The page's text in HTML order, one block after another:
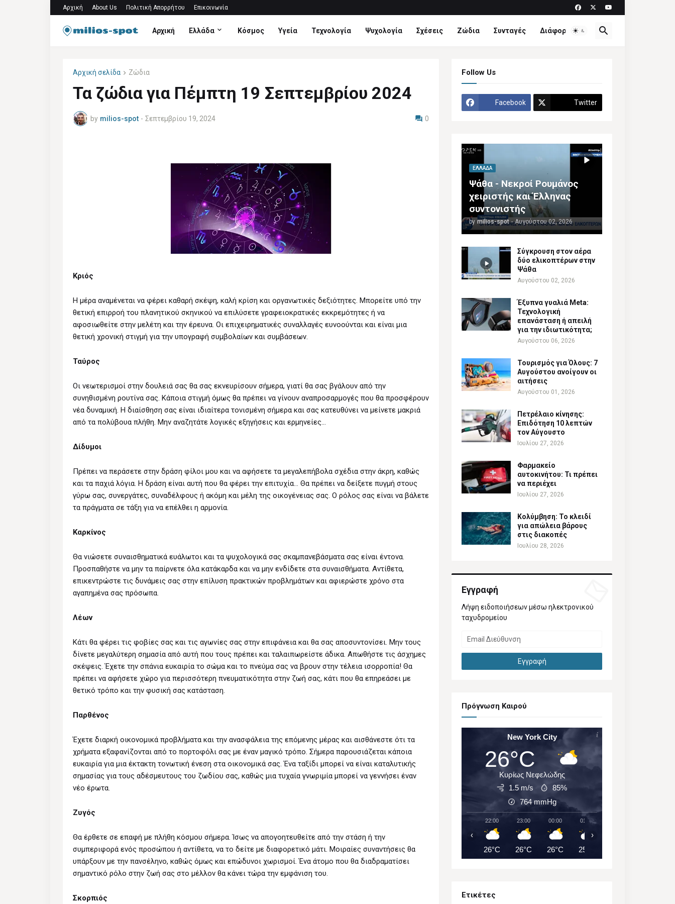
Αρχική About Us Πολιτική Απορρήτου Επικοινωνία
Αρχική Ελλάδα Κόσμος Υγεία Τεχνολογία Ψυχολογία Σχέσεις Ζώδια Συνταγές Διάφορα
Αρχική σελίδα Ζώδια
Τα ζώδια για Πέμπτη 19 Σεπτεμβρίου 2024
by milios-spot - Σεπτεμβρίου 19, 2024 0
Κριός
Η μέρα αναμένεται να φέρει καθαρή σκέψη, καλή κρίση και οργανωτικές δεξιότητες. Μπορείτε υπό την
θετική επιρροή του πλανητικού σκηνικού να επιλύσετε γραφειοκρατικές εκκρεμότητες ή να
αφοσιωθείτε στην μελέτη και την έρευνα. Οι επιχειρηματικές συναλλαγές ευνοούνται και είναι μια
θετική χρονική στιγμή για την υπογραφή συμβολαίων και συμβάσεων.
Ταύρος
Οι νεωτερισμοί στην δουλειά σας θα σας εκνευρίσουν σήμερα, γιατί θα σας βγάλουν από την
συνηθισμένη ρουτίνα σας. Κάποια στιγμή όμως θα πρέπει να γίνουν αναπροσαρμογές που θα προσφέρουν
νέα δυναμική. Η διαίσθηση σας είναι ιδιαίτερα τονισμένη σήμερα και σας κατευθύνει να μείνετε μακριά
από τα πολύβουα πλήθη. Μην αναζητάτε λογικές εξηγήσεις και ερμηνείες…
Δίδυμοι
Πρέπει να περάσετε στην δράση φίλοι μου και να αφήσετε τα μεγαλεπήβολα σχέδια στην άκρη, καθώς
και τα παχιά λόγια. Η δράση είναι αυτή που θα φέρει την επιτυχία… Θα πρέπει να δείξετε πυγμή στους
γύρω σας, συνεργάτες, συναδέλφους ή ακόμη και μέλη της οικογένειας σας. Ο ρόλος σας είναι να βάλετε
τα πράγματα σε τάξη για να επέλθει η αρμονία.
Καρκίνος
Θα νιώσετε συναισθηματικά ευάλωτοι και τα ψυχολογικά σας σκαμπανεβάσματα σας είναι έντονα.
Προσπαθήστε να μην τα παίρνετε όλα κατάκαρδα και να μην ενδίδετε στα συναισθήματα. Αντίθετα,
επικεντρώστε τις δυνάμεις σας στην επίλυση πρακτικών προβλημάτων και αφιερώστε χρόνο στα
αγαπημένα σας πρόσωπα.
Λέων
Κάτι θα φέρει τις φοβίες σας και τις αγωνίες σας στην επιφάνεια και θα σας αποσυντονίσει. Μην τους
δίνετε μεγαλύτερη σημασία από αυτή που τους πρέπει και ταλαιπωρείστε άδικα. Απωθήστε τις άσχημες
σκέψεις. Έχετε την σπάνια ευκαιρία το σώμα και το πνεύμα σας να βρουν στην τέλεια ισορροπία! Θα
πρέπει να αφήσετε χώρο για περισσότερη πνευματικότητα στην ζωή σας, κάτι που θα επηρεάσει με
θετικό τρόπο και την φυσική σας κατάσταση.
Παρθένος
Έχετε διαρκή οικονομικά προβλήματα και την ανασφάλεια της επόμενης μέρας και αισθάνεστε ότι τα
χρήματα εξαφανίζονται από το πορτοφόλι σας με έναν μαγικό τρόπο. Σήμερα παρουσιάζεται κάποια
ευκαιρία για μια έκτακτη τονωτική ένεση στα οικονομικά σας. Ένα ταξίδι μπορεί να είναι καταλυτικής
σημασίας για τους αδέσμευτους του ζωδίου σας, καθώς μια τυχαία γνωριμία μπορεί να γεννήσει έναν
νέο έρωτα.
Ζυγός
Θα έρθετε σε επαφή με πλήθη κόσμου σήμερα. Ίσως να απογοητευθείτε από την στάση ή την
συμπεριφορά ενός προσώπου ή αντίθετα, να το δείτε με διαφορετικό μάτι. Μοιραίες συναντήσεις θα
υπάρξουν με την πανσέληνο, καθώς όμως και επώδυνοι χωρισμοί. Ένα άτομο που θα διαδραματίσει
σημαντικό ρόλο στην ζωή σας στο μέλλον θα κάνει τώρα την εμφάνιση του.
Σκορπιός
Follow Us
Facebook Twitter
ΕΛΛΆΔΑ
Ψάθα - Νεκροί Ρουμάνος
χειριστής και Έλληνας
συντονιστής
by milios-spot - Αυγούστου 02, 2026
Σύγκρουση στον αέρα
δύο ελικοπτέρων στην
Ψάθα
Αυγούστου 02, 2026
Έξυπνα γυαλιά Meta:
Τεχνολογική
επανάσταση ή απειλή
για την ιδιωτικότητα;
Αυγούστου 06, 2026
Τουρισμός για Όλους: 7
Αυγούστου ανοίγουν οι
αιτήσεις
Αυγούστου 01, 2026
Πετρέλαιο κίνησης:
Επιδότηση 10 λεπτών
τον Αύγουστο
Ιουλίου 27, 2026
Φαρμακείο
αυτοκινήτου: Τι πρέπει
να περιέχει
Ιουλίου 27, 2026
Κολύμβηση: Το κλειδί
για απώλεια βάρους
στις διακοπές
Ιουλίου 28, 2026
Εγγραφή
Λήψη ειδοποιήσεων μέσω ηλεκτρονικού
ταχυδρομείου
Πρόγνωση Καιρού
New York City
26°C
Κυρίως Νεφελώδης
1.5 m/s
85%
764mmHg
22:00
26°C
23:00
26°C
00:00
26°C
01:00
25°C
‹ ›
Ετικέτες